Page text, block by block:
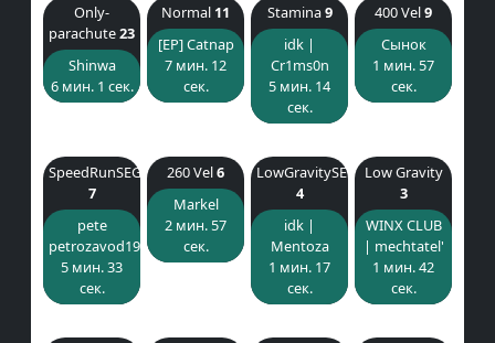
Only-
parachute23
Shinwa
6 мин. 1 сек.
Normal 11
[EP] Catnap
7 мин. 12
сек.
Stamina9
idk |
Cr1ms0n
5 мин. 14
сек.
400 Vel9
Сынок
1 мин. 57
сек.
SpeedRunSEG
7
pete
petrozavod1999
5 мин. 33
сек.
260 Vel6
Markel
2 мин. 57
сек.
LowGravitySEG
4
idk |
Mentoza
1 мин. 17
сек.
Low Gravity
3
WINX CLUB
| mechtatel'
1 мин. 42
сек.